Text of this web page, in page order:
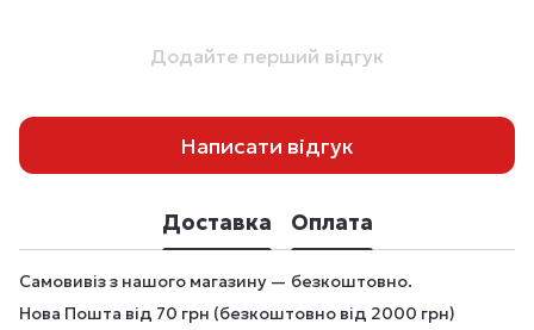
Додайте перший відгук
Написати відгук
Доставка Оплата
Самовивіз з нашого магазину — безкоштовно.
Нова Пошта від 70 грн (безкоштовно від 2000 грн)